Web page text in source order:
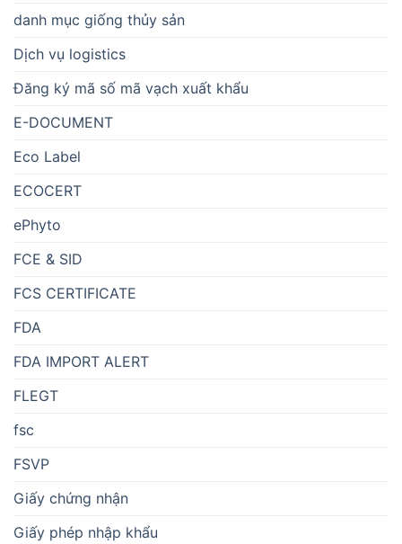
danh mục giống thủy sản
Dịch vụ logistics
Đăng ký mã số mã vạch xuất khẩu
E-DOCUMENT
Eco Label
ECOCERT
ePhyto
FCE & SID
FCS CERTIFICATE
FDA
FDA IMPORT ALERT
FLEGT
fsc
FSVP
Giấy chứng nhận
Giấy phép nhập khẩu